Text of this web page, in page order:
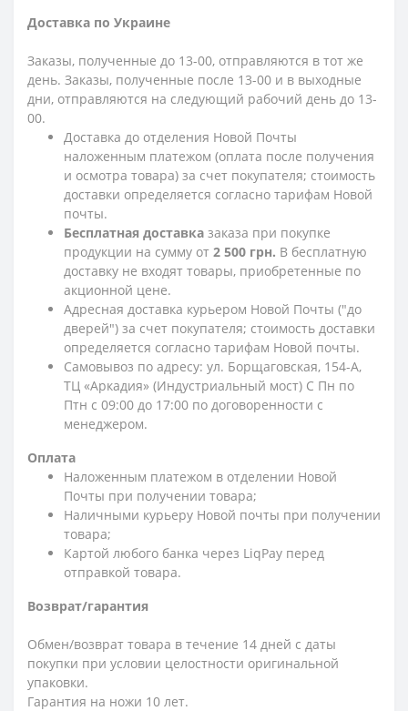
Доставка по Украине
Заказы, полученные до 13-00, отправляются в тот же
день. Заказы, полученные после 13-00 и в выходные
дни, отправляются на следующий рабочий день до 13-
00.
Доставка до отделения Новой Почты
наложенным платежом (оплата после получения
и осмотра товара) за счет покупателя; стоимость
доставки определяется согласно тарифам Новой
почты.
Бесплатная доставка заказа при покупке
продукции на сумму от 2 500 грн. В бесплатную
доставку не входят товары, приобретенные по
акционной цене.
Адресная доставка курьером Новой Почты ("до
дверей") за счет покупателя; стоимость доставки
определяется согласно тарифам Новой почты.
Самовывоз по адресу: ул. Борщаговская, 154-А,
ТЦ «Аркадия» (Индустриальный мост) С Пн по
Птн с 09:00 до 17:00 по договоренности с
менеджером.
Оплата
Наложенным платежом в отделении Новой
Почты при получении товара;
Наличными курьеру Новой почты при получении
товара;
Картой любого банка через LiqPay перед
отправкой товара.
Возврат/гарантия
Обмен/возврат товара в течение 14 дней с даты
покупки при условии целостности оригинальной
упаковки.
Гарантия на ножи 10 лет.